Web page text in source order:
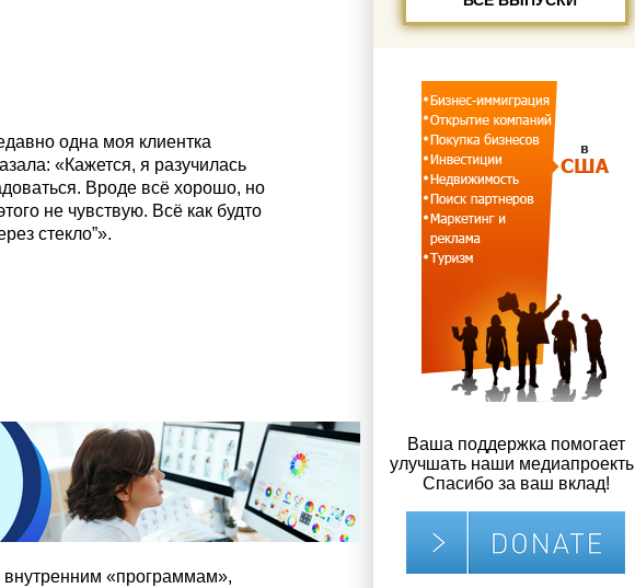
одна моя клиентка
«Кажется, я разучилась
Вроде всё хорошо, но
не чувствую. Всё как будто
стекло”».
внутренним «программам»,
Ваша поддержка помогает
улучшать наши
Спасибо за ваш вклад!